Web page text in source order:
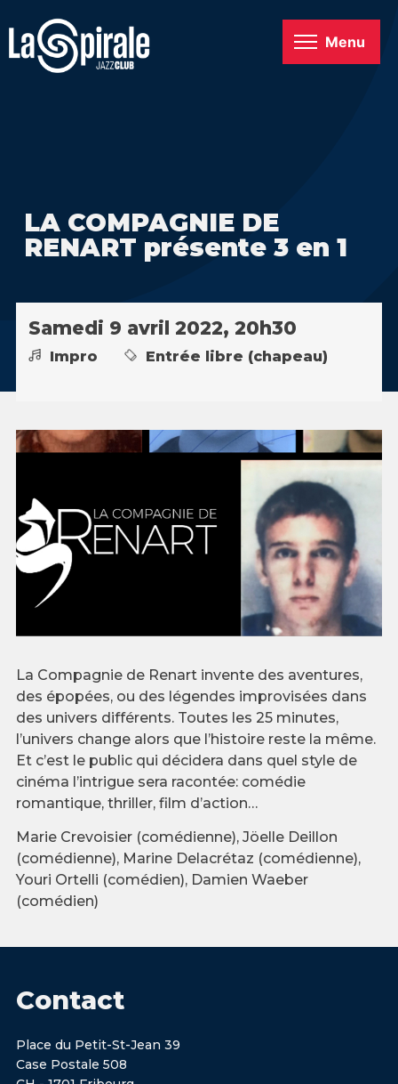
Menu
LA COMPAGNIE DE
RENART présente 3 en 1
Samedi 9 avril 2022, 20h30
Impro Entrée libre (chapeau)
La Compagnie de Renart invente des aventures,
des épopées, ou des légendes improvisées dans
des univers différents. Toutes les 25 minutes,
l’univers change alors que l’histoire reste la même.
Et c’est le public qui décidera dans quel style de
cinéma l’intrigue sera racontée: comédie
romantique, thriller, film d’action…
Marie Crevoisier (comédienne), Jöelle Deillon
(comédienne), Marine Delacrétaz (comédienne),
Youri Ortelli (comédien), Damien Waeber
(comédien)
Contact
Place du Petit-St-Jean 39
Case Postale 508